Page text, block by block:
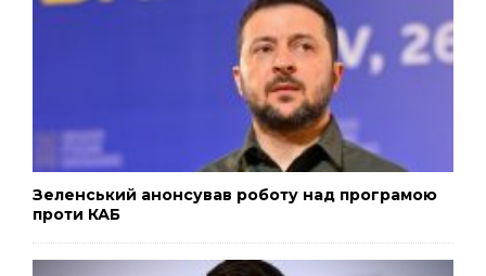
Зеленський анонсував роботу над програмою
проти КАБ